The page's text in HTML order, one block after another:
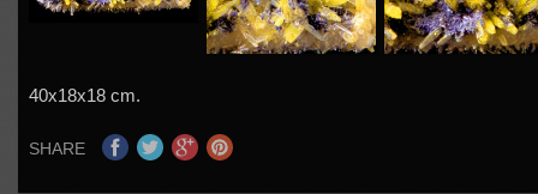
40x18x18 cm.
SHARE